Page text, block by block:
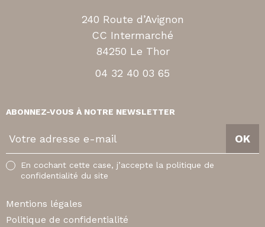
240 Route d’Avignon
CC Intermarché
84250 Le Thor
04 32 40 03 65
ABONNEZ-VOUS À NOTRE NEWSLETTER
t
r
a
d
OK
En cochant cette case, j’accepte la politique de
confidentialité du site
Mentions légales
Politique de confidentialité